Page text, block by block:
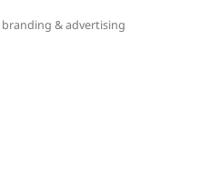
& advertising